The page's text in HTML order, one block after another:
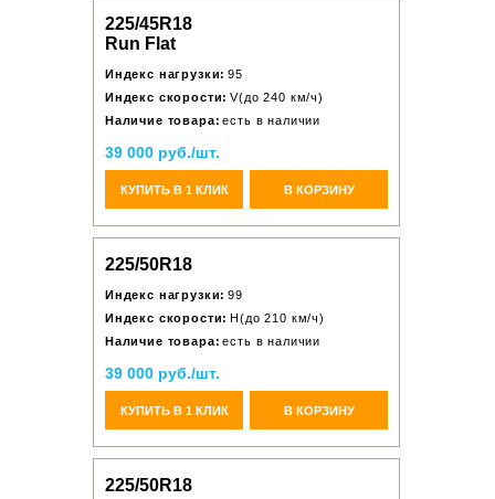
225/45R18
Run Flat
Индекс нагрузки: 95
Индекс скорости: V(до 240 км/ч)
Наличие товара: есть в наличии
39 000 руб./шт.
КУПИТЬ В 1 КЛИК В КОРЗИНУ
225/50R18
Индекс нагрузки: 99
Индекс скорости: H(до 210 км/ч)
Наличие товара: есть в наличии
39 000 руб./шт.
КУПИТЬ В 1 КЛИК В КОРЗИНУ
225/50R18